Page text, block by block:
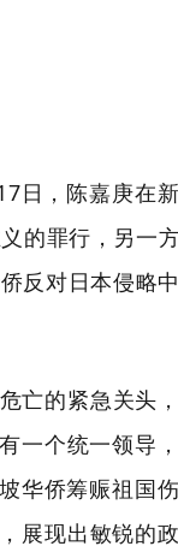
日，陈嘉庚在
的罪行，另一
反对日本侵略
亡的紧急关头
一个统一领导
华侨筹赈祖国
展现出敏锐的